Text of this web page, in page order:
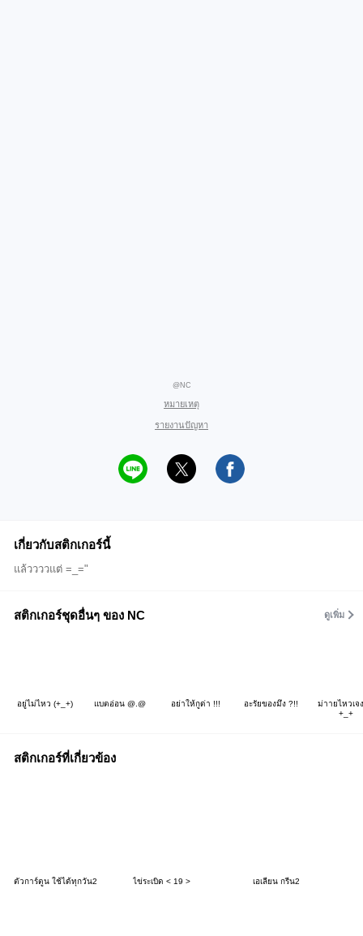
@NC
หมายเหตุ
รายงานปัญหา
เกี่ยวกับสติกเกอร์นี้
แล้ววววแต่ =_="
สติกเกอร์ชุดอื่นๆ ของ NC ดูเพิ่ม
อยู่ไม่ไหว (+_+) แบตอ่อน @.@ อย่าให้กูด่า !!! อะรัยของมึง ?!!
ม่าายไหวเจง
+_+
สติกเกอร์ที่เกี่ยวข้อง
ตัวการ์ตูน ใช้ได้ทุกวัน2 ไข่ระเบิด < 19 > เอเลี่ยน กรีน2